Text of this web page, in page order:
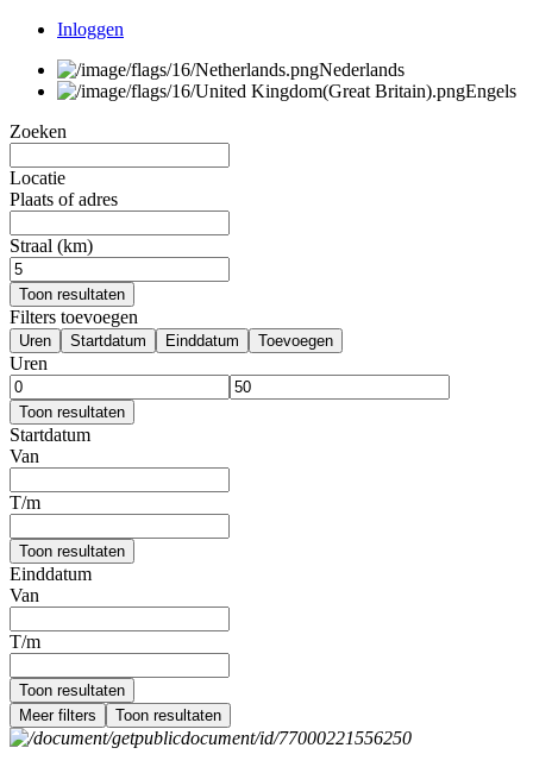
Inloggen
Nederlands
Engels
Zoeken
Locatie
Plaats of adres
Straal (km)
Toon resultaten
Filters toevoegen
Uren Startdatum Einddatum Toevoegen
Uren
Toon resultaten
Startdatum
Van
T/m
Toon resultaten
Einddatum
Van
T/m
Toon resultaten
Meer filters
Toon resultaten